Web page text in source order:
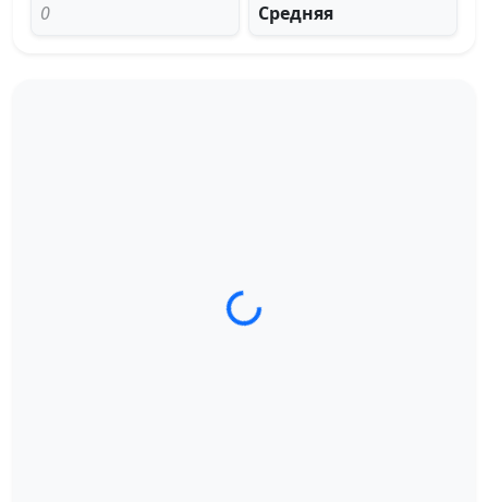
0 Средняя
Загрузка трека...